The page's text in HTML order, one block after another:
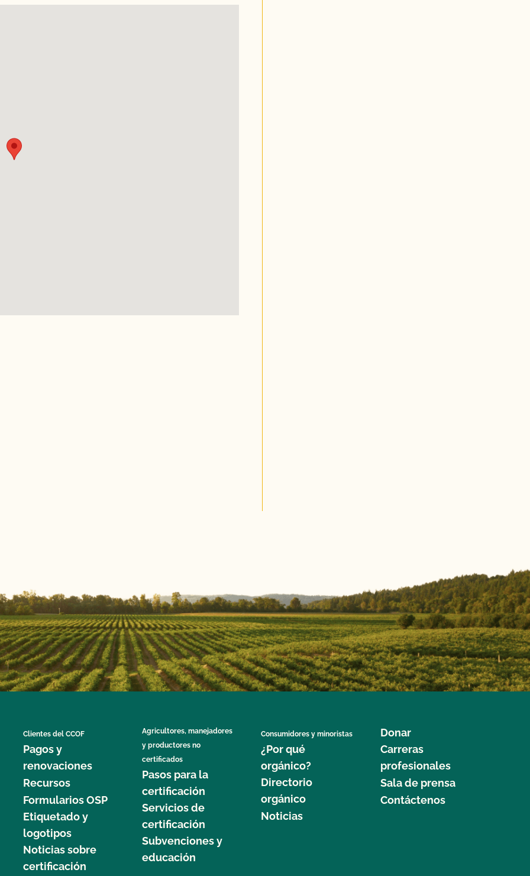
Clientes del CCOF
Pagos y
renovaciones
Recursos
Formularios OSP
Etiquetado y
logotipos
Noticias sobre
certificación
Agricultores, manejadores
y productores no
certificados
Pasos para la
certificación
Servicios de
certificación
Subvenciones y
educación
Consumidores y minoristas
¿Por qué
orgánico?
Directorio
orgánico
Noticias
Donar
Carreras
profesionales
Sala de prensa
Contáctenos